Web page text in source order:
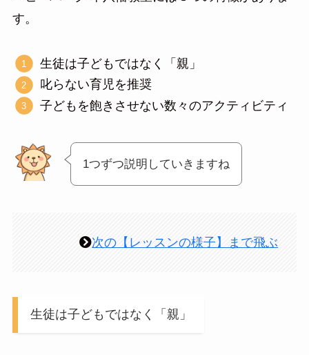
す。
生徒は子どもではなく「親」
叱らない育児を推奨
子どもを飽きさせない数々のアクティビティ
1つずつ説明していきますね
次の【レッスンの様子】まで飛ぶ
生徒は子どもではなく「親」